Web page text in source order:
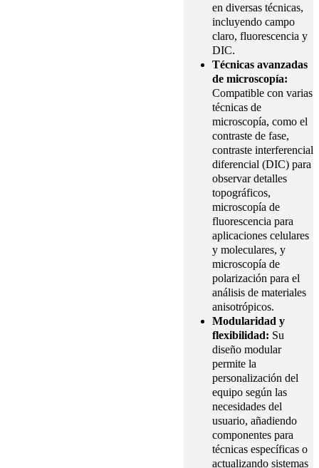
en diversas técnicas,
incluyendo campo
claro, fluorescencia y
DIC.
Técnicas avanzadas
de microscopía:
Compatible con varias
técnicas de
microscopía, como el
contraste de fase,
contraste interferencial
diferencial (DIC) para
observar detalles
topográficos,
microscopía de
fluorescencia para
aplicaciones celulares
y moleculares, y
microscopía de
polarización para el
análisis de materiales
anisotrópicos.
Modularidad y
flexibilidad: Su
diseño modular
permite la
personalización del
equipo según las
necesidades del
usuario, añadiendo
componentes para
técnicas específicas o
actualizando sistemas